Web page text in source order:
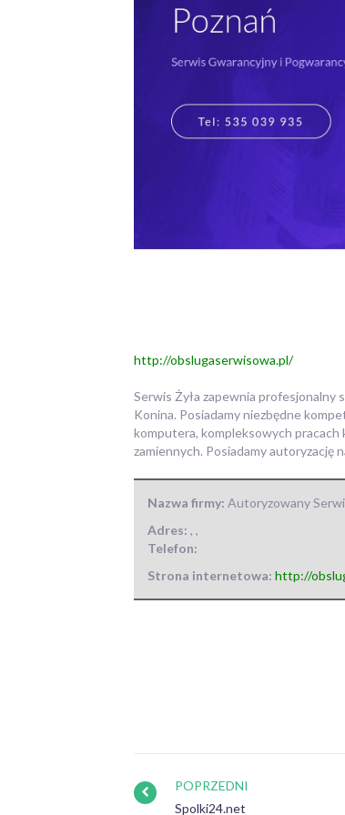
http://obslugaserwisowa.pl/
Serwis Żyła zapewnia profesjonalny
Konina. Posiadamy niezbędne
komputera, kompleksowych
zamiennych. Posiadamy autoryzację
Nazwa firmy: Autoryzowany
Adres: , ,
Telefon:
Strona internetowa: http://
POPRZEDNI
Spolki24.net